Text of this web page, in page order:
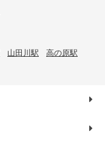
山田川駅
高の原駅